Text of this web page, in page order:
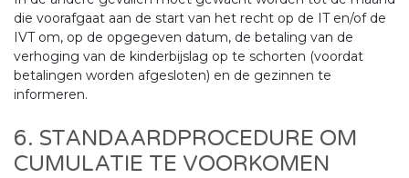
die voorafgaat aan de start van het recht op de IT en/of de
IVT om, op de opgegeven datum, de betaling van de
verhoging van de kinderbijslag op te schorten (voordat
betalingen worden afgesloten) en de gezinnen te
informeren.
6. STANDAARDPROCEDURE OM
CUMULATIE TE VOORKOMEN